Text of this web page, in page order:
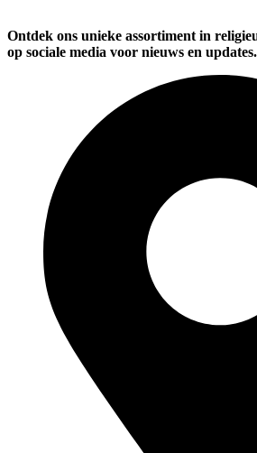
Ontdek ons unieke assortiment in
op sociale media voor nieuws en updates.